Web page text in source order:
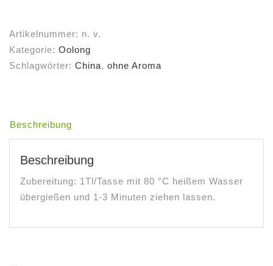
Yin
Menge
Artikelnummer: n. v.
Kategorie: Oolong
Schlagwörter: China, ohne Aroma
Beschreibung
Beschreibung
Zubereitung: 1Tl/Tasse mit 80 °C heißem Wasser
übergießen und 1-3 Minuten ziehen lassen.